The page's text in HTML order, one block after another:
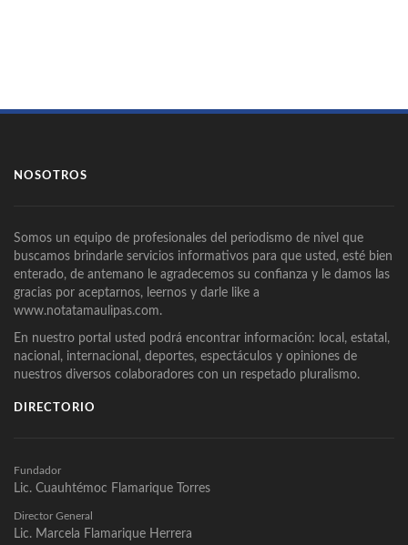
NOSOTROS
Somos un equipo de profesionales del periodismo de nivel que
buscamos brindarle servicios informativos para que usted, esté bien
enterado, de antemano le agradecemos su confianza y le damos las
gracias por aceptarnos, leernos y darle like a
www.notatamaulipas.com.
En nuestro portal usted podrá encontrar información: local, estatal,
nacional, internacional, deportes, espectáculos y opiniones de
nuestros diversos colaboradores con un respetado pluralismo.
DIRECTORIO
Fundador
Lic. Cuauhtémoc Flamarique Torres
Director General
Lic. Marcela Flamarique Herrera